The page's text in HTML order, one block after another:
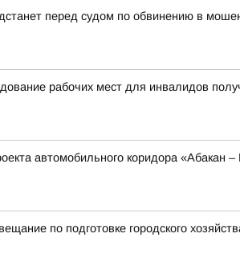
перед судом по обвинению в
рабочих мест для инвалидов
автомобильного коридора «Абакан
по подготовке городского